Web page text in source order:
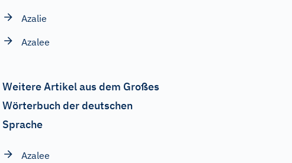
Azalie
Azalee
Weitere Artikel aus dem Großes
Wörterbuch der deutschen
Sprache
Azalee